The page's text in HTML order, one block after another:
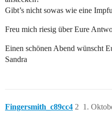
Gibt’s nicht sowas wie eine
Freu mich riesig über Eure
Einen schönen Abend wünscht
Sandra
Fingersmith_c89cc4 1.
2